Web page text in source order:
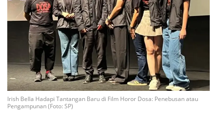
Irish Bella Hadapi Tantangan Baru di Film Horor Dosa: Penebusan atau
Pengampunan (Foto: SP)